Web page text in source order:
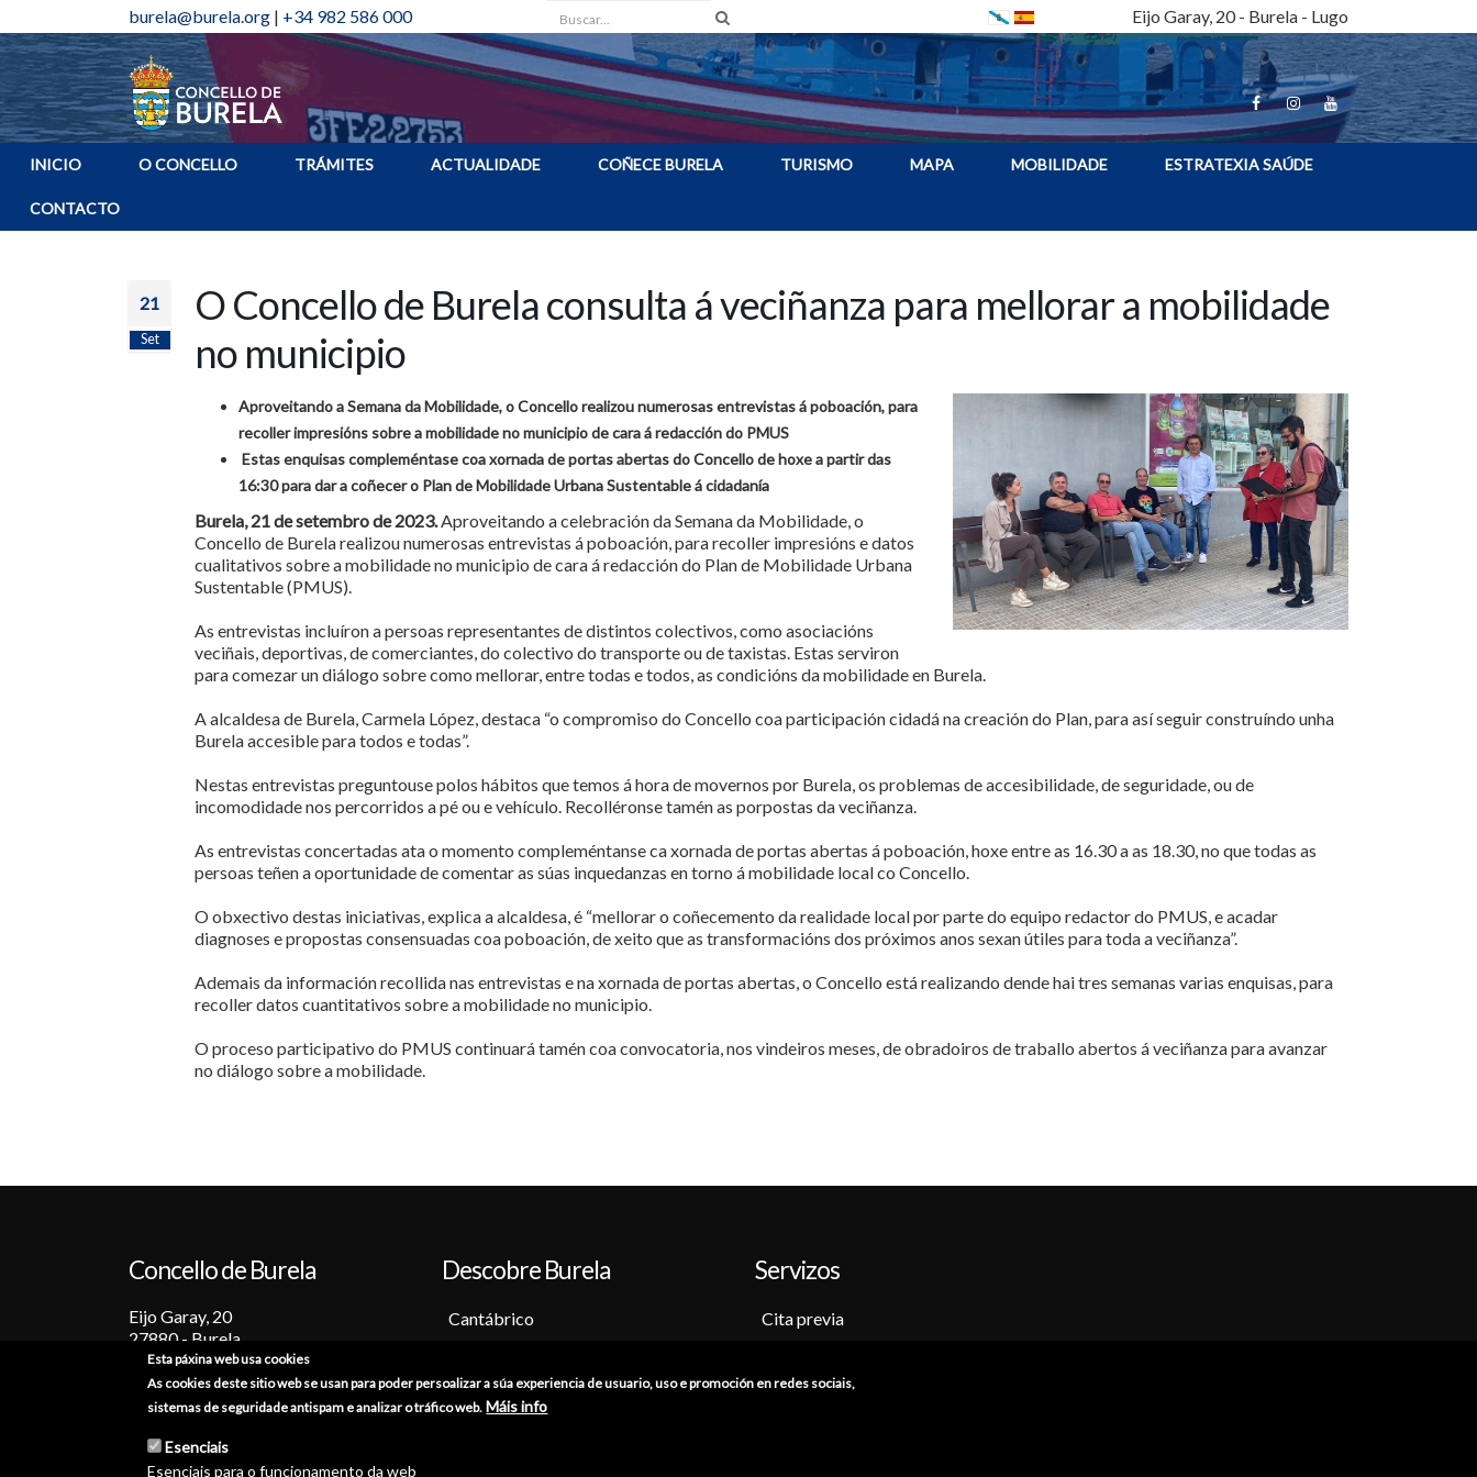
burela@burela.org | +34 982 586 000 Buscar Eijo Garay, 20 - Burela - Lugo
INICIO O CONCELLO TRÁMITES ACTUALIDADE COÑECE BURELA TURISMO MAPA MOBILIDADE ESTRATEXIA SAÚDE
CONTACTO
21
Set
O Concello de Burela consulta á veciñanza para mellorar a mobilidade
no municipio
Aproveitando a Semana da Mobilidade, o Concello realizou numerosas entrevistas á poboación, para
recoller impresións sobre a mobilidade no municipio de cara á redacción do PMUS
Estas enquisas compleméntase coa xornada de portas abertas do Concello de hoxe a partir das
16:30 para dar a coñecer o Plan de Mobilidade Urbana Sustentable á cidadanía
Burela, 21 de setembro de 2023.Aproveitando a celebración da Semana da Mobilidade, o
Concello de Burela realizou numerosas entrevistas á poboación, para recoller impresións e datos
cualitativos sobre a mobilidade no municipio de cara á redacción do Plan de Mobilidade Urbana
Sustentable (PMUS).
As entrevistas incluíron a persoas representantes de distintos colectivos, como asociacións
veciñais, deportivas, de comerciantes, do colectivo do transporte ou de taxistas. Estas serviron
para comezar un diálogo sobre como mellorar, entre todas e todos, as condicións da mobilidade en Burela.
A alcaldesa de Burela, Carmela López, destaca “o compromiso do Concello coa participación cidadá na creación do Plan, para así seguir construíndo unha
Burela accesible para todos e todas”.
Nestas entrevistas preguntouse polos hábitos que temos á hora de movernos por Burela, os problemas de accesibilidade, de seguridade, ou de
incomodidade nos percorridos a pé ou e vehículo. Recolléronse tamén as porpostas da veciñanza.
As entrevistas concertadas ata o momento compleméntanse ca xornada de portas abertas á poboación, hoxe entre as 16.30 a as 18.30, no que todas as
persoas teñen a oportunidade de comentar as súas inquedanzas en torno á mobilidade local co Concello.
O obxectivo destas iniciativas, explica a alcaldesa, é “mellorar o coñecemento da realidade local por parte do equipo redactor do PMUS, e acadar
diagnoses e propostas consensuadas coa poboación, de xeito que as transformacións dos próximos anos sexan útiles para toda a veciñanza”.
Ademais da información recollida nas entrevistas e na xornada de portas abertas, o Concello está realizando dende hai tres semanas varias enquisas, para
recoller datos cuantitativos sobre a mobilidade no municipio.
O proceso participativo do PMUS continuará tamén coa convocatoria, nos vindeiros meses, de obradoiros de traballo abertos á veciñanza para avanzar
no diálogo sobre a mobilidade.
Concello de Burela
Eijo Garay, 20
27880 - Burela
Lugo (España)
+34 982 586 000
burela@burela.org
Descobre Burela
Cantábrico
Tradición
Festas
Servizos
Cita previa
Catálogo de trámites
Esta páxina web usa cookies
As cookies deste sitio web se usan para poder persoalizar a súa experiencia de usuario, uso e promoción en redes sociais,
sistemas de seguridade antispam e analizar o tráfico web. Máis info
Esenciais
Esenciais para o funcionamento da web